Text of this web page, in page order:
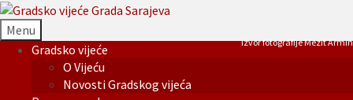
Menu
Gradsko vijeće
O Vijeću
Novosti Gradskog vijeća
Izvor fotografije Mezit Armin